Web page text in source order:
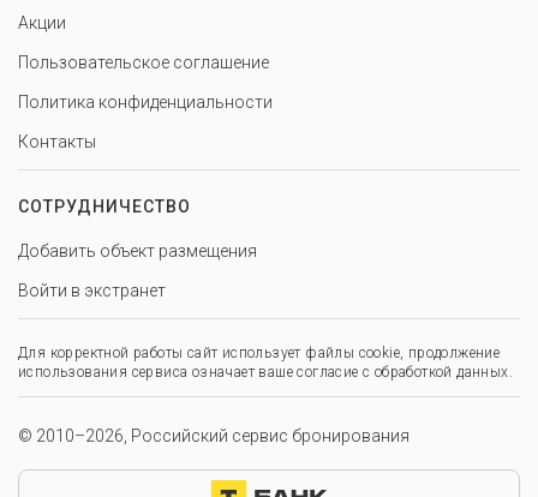
Акции
Пользовательское соглашение
Политика конфиденциальности
Контакты
СОТРУДНИЧЕСТВО
Добавить объект размещения
Войти в экстранет
Для корректной работы сайт использует файлы cookie, продолжение
использования сервиса означает ваше согласие с обработкой данных.
© 2010–2026, Российский сервис бронирования